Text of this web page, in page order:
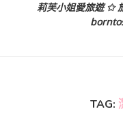
莉芙小姐愛旅遊 ✩
TAG: